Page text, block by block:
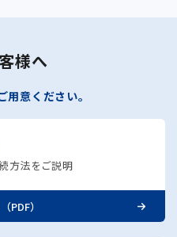
様へ
意ください。
方法をご説明
PDF）